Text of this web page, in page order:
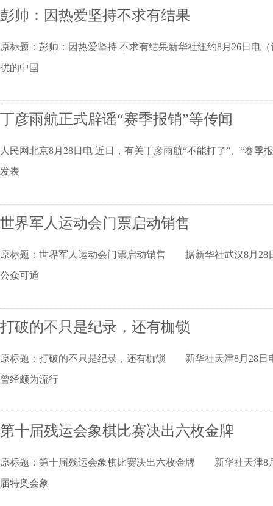
彭帅：因热爱坚持不求有结果
原标题：彭帅：因热爱坚持 不求有结果新华社纽约8月26日电
扰的中国
丁彦雨航正式辟谣“赛季报销”等传闻
人民网北京8月28日电 近日，有关丁彦雨航“不能打了”、“赛
发表
世界军人运动会门票启动销售
原标题：世界军人运动会门票启动销售 据新华社武汉8月28
公众可通
打破的不只是纪录，还有枷锁
原标题：打破的不只是纪录，还有枷锁 新华社天津8月
曾经颇为流行
第十届残运会象棋比赛决出六枚金牌
原标题：第十届残运会象棋比赛决出六枚金牌 新华社天津8
届特奥会象